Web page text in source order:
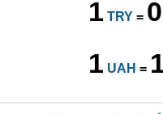
1 TRY=
1 UAH =